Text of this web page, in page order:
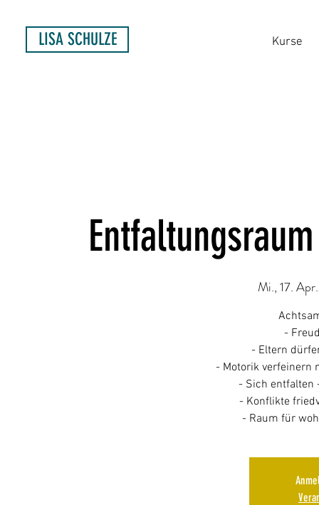
Kurse
LISA SCHULZE
Mi., 17. Apr.
-
- Eltern
- Motorik verfeinern
- Sich entfalten
- Konflikte
- Raum für